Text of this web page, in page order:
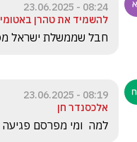
08:24 - 23.06.2025
להשמיד את טהרן
חבל שממשלת ישראל
08:19 - 23.06.2025
אלכסנדר חן
למה  ומי מפרסם